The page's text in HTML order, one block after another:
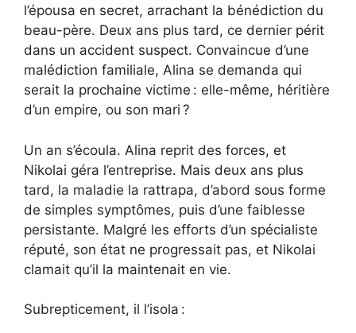
l’épousa en secret, arrachant la bénédiction du
beau-père. Deux ans plus tard, ce dernier périt
dans un accident suspect. Convaincue d’une
malédiction familiale, Alina se demanda qui
serait la prochaine victime : elle-même, héritière
d’un empire, ou son mari ?
Un an s’écoula. Alina reprit des forces, et
Nikolai géra l’entreprise. Mais deux ans plus
tard, la maladie la rattrapa, d’abord sous forme
de simples symptômes, puis d’une faiblesse
persistante. Malgré les efforts d’un spécialiste
réputé, son état ne progressait pas, et Nikolai
clamait qu’il la maintenait en vie.
Subrepticement, il l’isola :